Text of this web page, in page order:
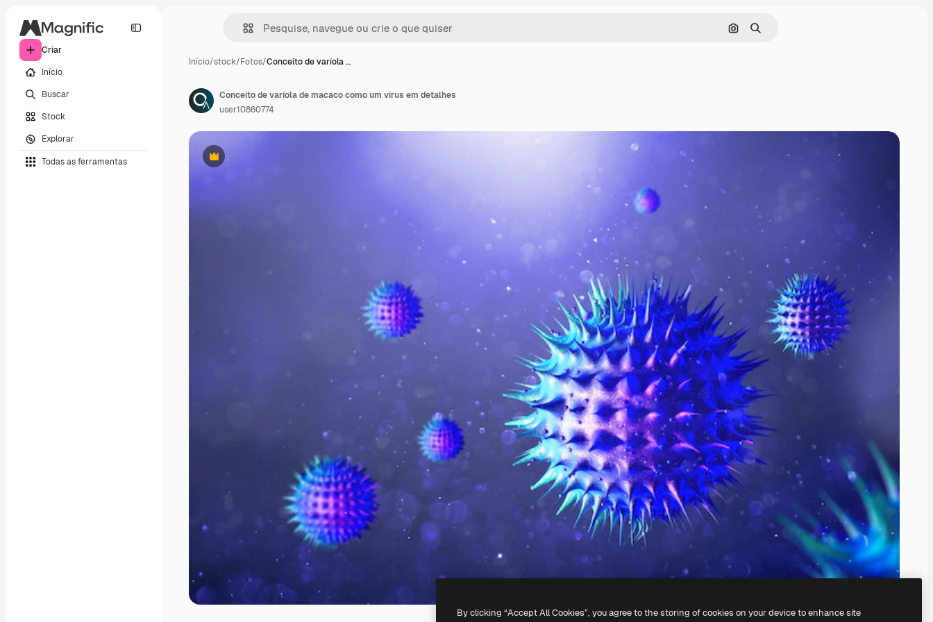
Criar
Início
Buscar
Stock
Explorar
Todas as ferramentas
Pesquisar por imagem
Buscar
Início/stock/Fotos/Conceito de varíola …
Premium
Conceito de varíola de macaco como um vírus em detalhes
user10860774
By clicking “Accept All Cookies”, you agree to the storing of cookies on your device to enhance site